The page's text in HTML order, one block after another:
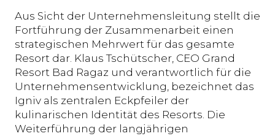
Aus Sicht der Unternehmensleitung stellt die
Fortführung der Zusammenarbeit einen
strategischen Mehrwert für das gesamte
Resort dar. Klaus Tschütscher, CEO Grand
Resort Bad Ragaz und verantwortlich für die
Unternehmensentwicklung, bezeichnet das
Igniv als zentralen Eckpfeiler der
kulinarischen Identität des Resorts. Die
Weiterführung der langjährigen